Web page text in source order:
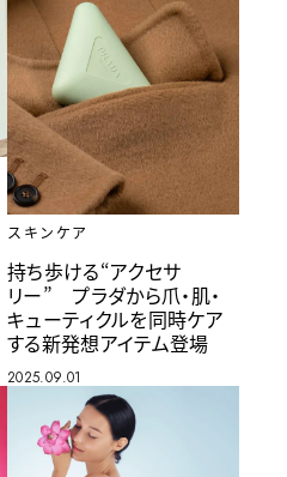
スキンケア
持ち歩ける“アクセサ
リー” プラダから爪・肌・
キューティクルを同時ケア
する新発想アイテム登場
2025.09.01